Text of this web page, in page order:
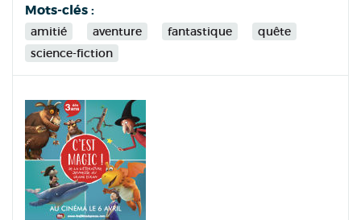
Mots-clés :
amitié aventure fantastique
quête
science-fiction